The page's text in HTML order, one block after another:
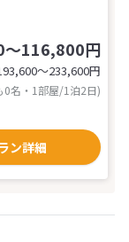
116,800円
〜233,600円
0名・1部屋/1泊2日)
ン詳細